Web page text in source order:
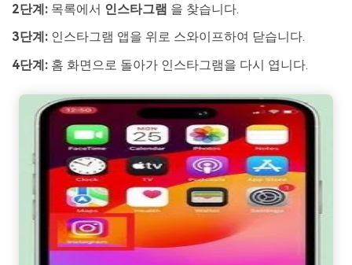
2단계: 목록에서 인스타그램 을 찾습니다.
3단계: 인스타그램 앱을 위로 스와이프하여 닫습니다.
4단계: 홈 화면으로 돌아가 인스타그램을 다시 엽니다.